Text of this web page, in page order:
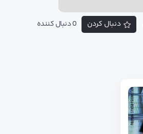
دنبال کردن 0 دنبال کننده